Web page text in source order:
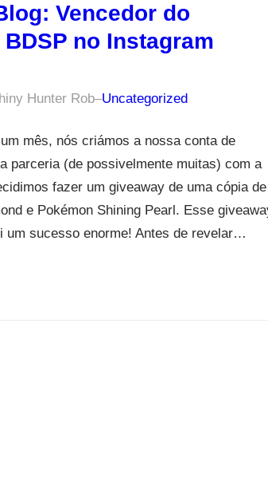
Vencedor do
no Instagram
Hunter Rob–Uncategorized
mês, nós criámos a nossa conta de
parceria (de possivelmente muitas) com a
fazer um giveaway de uma cópia de
e Pokémon Shining Pearl. Esse
um sucesso enorme! Antes de revelar…